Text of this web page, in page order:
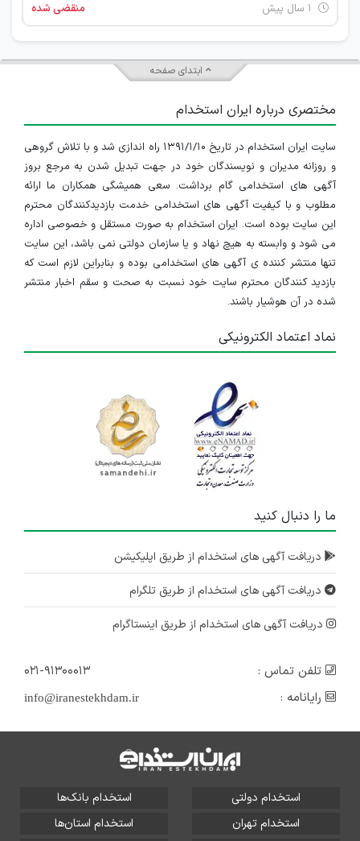
منقضی شده
ابتدای صفحه
مختصری درباره ایران استخدام
سایت ایران استخدام در تاریخ ۱۳۹۱/۱/۱۰ راه اندازی شد و با تلاش گروهی
و روزانه مدیران و نویسندگان خود در جهت تبدیل شدن به مرجع بروز
آگهی های استخدامی گام برداشت. سعی همیشگی همکاران ما ارائه
مطلوب و با کیفیت آگهی های استخدامی خدمت بازدیدکنندگان محترم
این سایت بوده است. ایران استخدام به صورت مستقل و خصوصی اداره
می شود و وابسته به هیچ نهاد و یا سازمان دولتی نمی باشد، این سایت
تنها منتشر کننده ی آگهی های استخدامی بوده و بنابراین لازم است که
بازدید کنندگان محترم سایت خود نسبت به صحت و سقم اخبار منتشر
شده در آن هوشیار باشند.
نماد اعتماد الکترونیکی
ما را دنبال کنید
دریافت آگهی های استخدام از طریق اپلیکیشن
دریافت آگهی های استخدام از طریق تلگرام
دریافت آگهی های استخدام از طریق اینستاگرام
تلفن تماس :
۰۲۱-۹۱۳۰۰۰۱۳
رایانامه :
info@iranestekhdam.ir
استخدام دولتی
استخدام بانک‌ها
استخدام تهران
استخدام استان‌ها